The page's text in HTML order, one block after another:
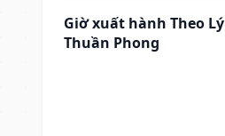
Giờ xuất hành Theo Lý
Thuần Phong